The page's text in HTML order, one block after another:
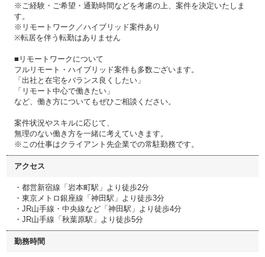
※ご経験・ご希望・通勤時間などを考慮の上、案件を決定いたしま
す。
※リモートワーク／ハイブリッド案件あり
※転居を伴う転勤はありません
■リモートワークについて
フルリモート・ハイブリッド案件も多数ございます。
「出社と在宅をバランス良くしたい」
「リモート中心で働きたい」
など、働き方についてもぜひご相談ください。
案件状況やスキルに応じて、
無理のない働き方を一緒に考えていきます。
※この仕事はクライアント先企業での常駐勤務です。
アクセス
・都営新宿線「岩本町駅」より徒歩2分
・東京メトロ銀座線「神田駅」より徒歩3分
・JR山手線・中央線など「神田駅」より徒歩4分
・JR山手線「秋葉原駅」より徒歩5分
勤務時間